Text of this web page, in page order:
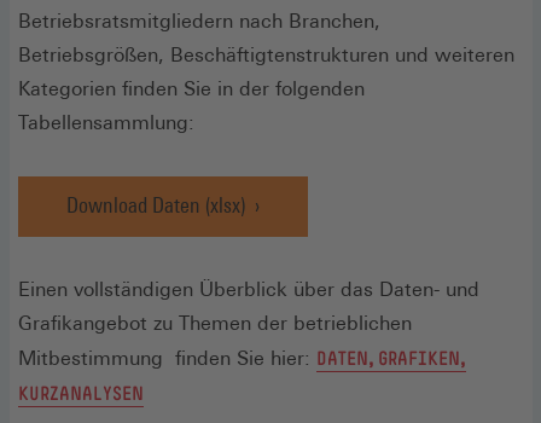
Betriebsratsmitgliedern nach Branchen,
Betriebsgrößen, Beschäftigtenstrukturen und weiteren
Kategorien finden Sie in der folgenden
Tabellensammlung:
Download Daten (xlsx)
(Öffnet
in
neuen
Fenster)
Einen vollständigen Überblick über das Daten- und
Grafikangebot zu Themen der betrieblichen
Mitbestimmung finden Sie hier: DATEN, GRAFIKEN,
KURZANALYSEN